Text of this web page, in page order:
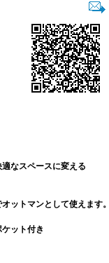
なスペースに変える
ットマンとして使えます。
ット付き